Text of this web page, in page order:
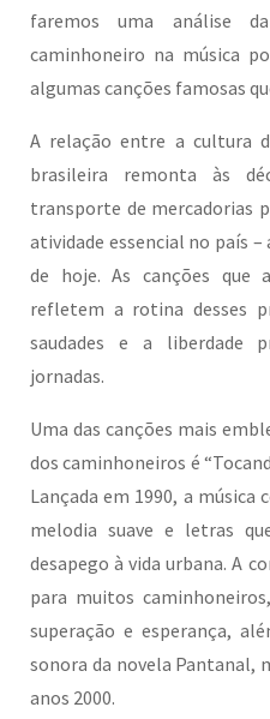
faremos uma análise
caminhoneiro na música
algumas canções famosas
A relação entre a cultura
brasileira remonta às
transporte de mercadorias
atividade essencial no país
de hoje. As canções que
refletem a rotina desses
saudades e a liberdade
jornadas.
Uma das canções mais
dos caminhoneiros é
Lançada em 1990, a
melodia suave e letras
desapego à vida urbana. A
para muitos
superação e esperança,
sonora da novela Pantanal,
anos 2000.